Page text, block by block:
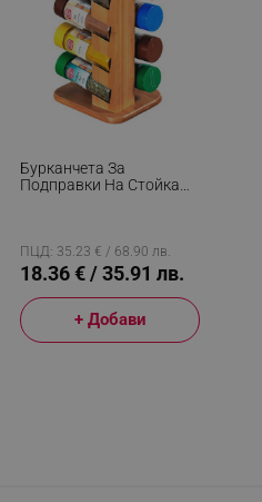
Бурканчета За
Подправки На Стойка
ПЦД: 35.23 € / 68.90 лв.
18.36 € / 35.91 лв.
+ Добави